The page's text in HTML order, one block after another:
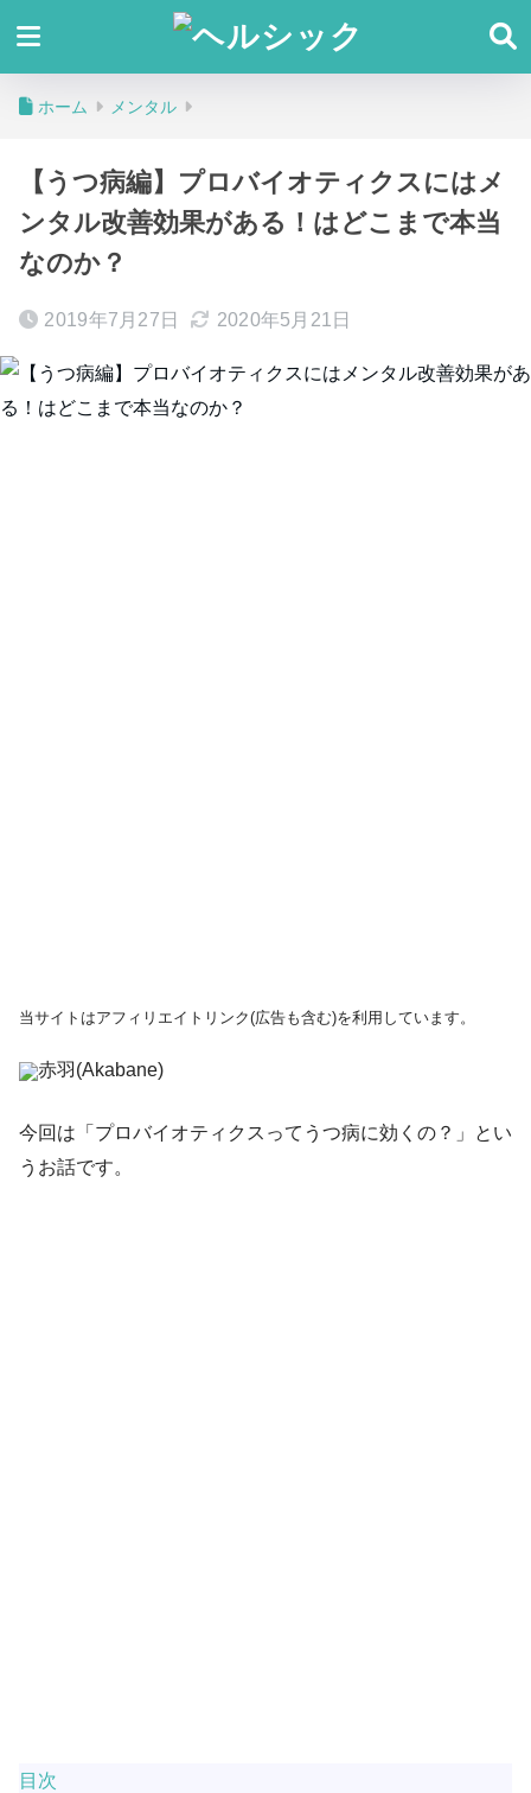
ホーム メンタル
【うつ病編】プロバイオティクスにはメ
ンタル改善効果がある！はどこまで本当
なのか？
2019年7月27日 2020年5月21日
当サイトはアフィリエイトリンク(広告も含む)を利用しています。
赤羽(Akabane)
今回は「プロバイオティクスってうつ病に効くの？」とい
うお話です。
目次